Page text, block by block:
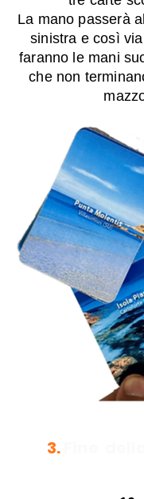
La mano passerà
sinistra e così
faranno le mani
che non
3.